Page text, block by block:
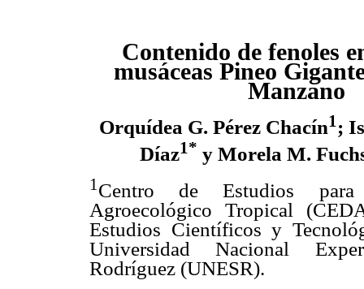
Contenido de fenoles
musáceas Pineo
Manzano
Orquídea G. Pérez Chacín1 ;
Díaz1* y Morela M.
1 Centro de Estudios
Agroecológico Tropical
Estudios Científicos y
Universidad Nacional
Rodríguez (UNESR).